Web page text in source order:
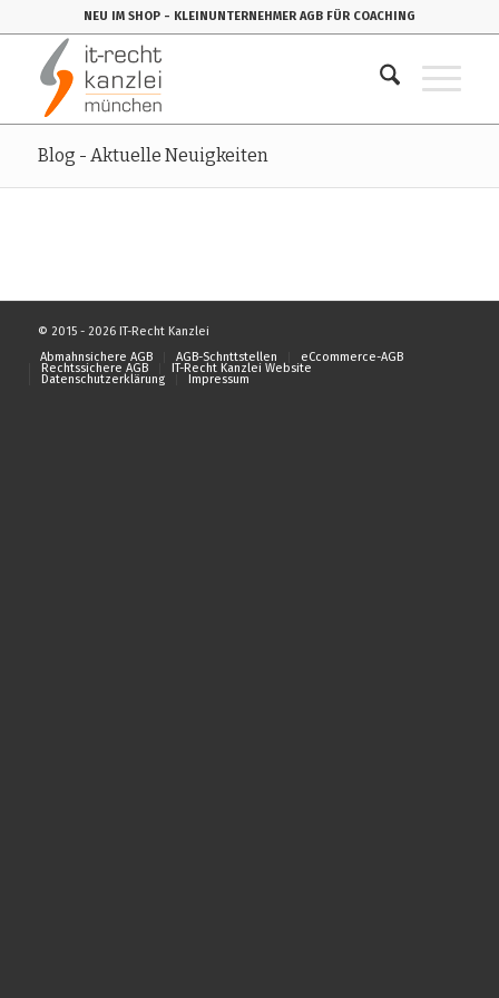
NEU IM SHOP - KLEINUNTERNEHMER AGB FÜR COACHING
Blog - Aktuelle Neuigkeiten
© 2015 - 2026 IT-Recht Kanzlei
Abmahnsichere AGB
AGB-Schnttstellen eCcommerce-AGB
Rechtssichere AGB IT-Recht Kanzlei Website
Datenschutzerklärung Impressum